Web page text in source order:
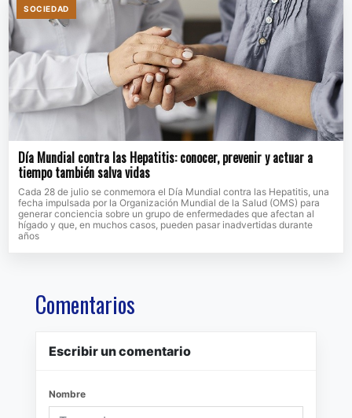
SOCIEDAD
Día Mundial contra las Hepatitis: conocer, prevenir y actuar a
tiempo también salva vidas
Cada 28 de julio se conmemora el Día Mundial contra las Hepatitis, una
fecha impulsada por la Organización Mundial de la Salud (OMS) para
generar conciencia sobre un grupo de enfermedades que afectan al
hígado y que, en muchos casos, pueden pasar inadvertidas durante
años
Comentarios
Escribir un comentario
Nombre